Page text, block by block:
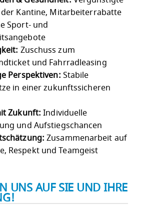
der Kantine, Mitarbeiterrabatte
Sport- und
Zuschuss zum
und Fahrradleasing
Perspektiven: Stabile
in einer zukunftssicheren
Zukunft: Individuelle
und Aufstiegschancen
Zusammenarbeit auf
Respekt und Teamgeist
UNS AUF SIE UND IHRE